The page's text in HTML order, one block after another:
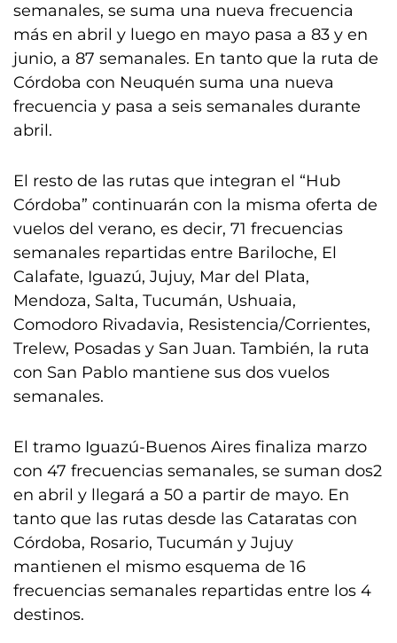
semanales, se suma una nueva frecuencia
más en abril y luego en mayo pasa a 83 y en
junio, a 87 semanales. En tanto que la ruta de
Córdoba con Neuquén suma una nueva
frecuencia y pasa a seis semanales durante
abril.
El resto de las rutas que integran el “Hub
Córdoba” continuarán con la misma oferta de
vuelos del verano, es decir, 71 frecuencias
semanales repartidas entre Bariloche, El
Calafate, Iguazú, Jujuy, Mar del Plata,
Mendoza, Salta, Tucumán, Ushuaia,
Comodoro Rivadavia, Resistencia/Corrientes,
Trelew, Posadas y San Juan. También, la ruta
con San Pablo mantiene sus dos vuelos
semanales.
El tramo Iguazú-Buenos Aires finaliza marzo
con 47 frecuencias semanales, se suman dos2
en abril y llegará a 50 a partir de mayo. En
tanto que las rutas desde las Cataratas con
Córdoba, Rosario, Tucumán y Jujuy
mantienen el mismo esquema de 16
frecuencias semanales repartidas entre los 4
destinos.